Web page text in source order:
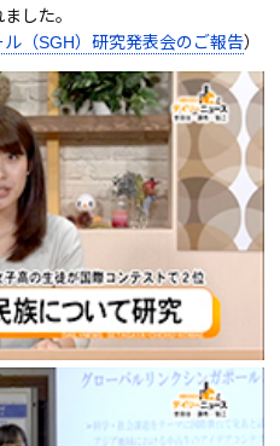
した。
（SGH）研究発表会のご報告）